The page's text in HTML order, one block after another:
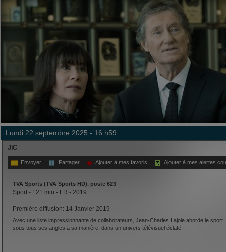
lundi 22 septembre 2025 - 16 h59
JiC
Envoyer Partager Ajouter à mes favoris Ajouter à mes alertes
TVA Sports (TVA Sports HD), poste 623
Sport - 121 min - FR - 2019
Première diffusion: 14 Janvier 2019
Avec une liste impressionnante de collaborateurs, Jean-Charles Lajoie aborde le sport
sous tous ses angles à sa manière, dans un univers télévisuel éclaté.